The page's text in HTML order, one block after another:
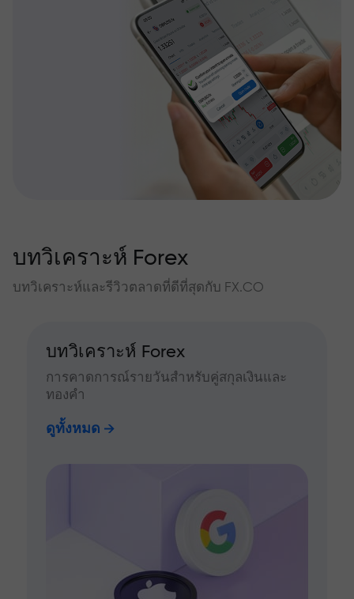
บทวิเคราะห์ Forex
บทวิเคราะห์และรีวิวตลาดที่ดีที่สุดกับ FX.CO
บทวิเคราะห์ Forex
การคาดการณ์รายวันสำหรับคู่สกุลเงินและ
ทองคำ
ดูทั้งหมด